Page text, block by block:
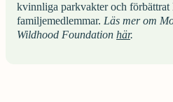
kvinnliga parkvakter och
familjemedlemmar. Läs mer om
Wildhood Foundation här.